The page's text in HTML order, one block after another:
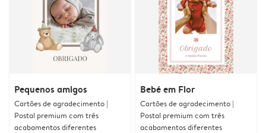
Pequenos amigos
Cartões de agradecimento |
Postal premium com três
acabamentos diferentes
Bebé em Flor
Cartões de agradecimento |
Postal premium com três
acabamentos diferentes